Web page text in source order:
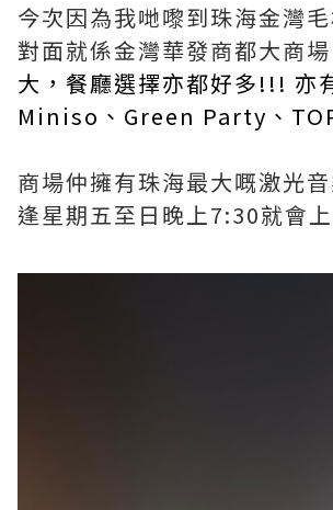
今次因為我哋嚟到珠海金灣毛
對面就係金灣華發商都大商場
大，餐廳選擇亦都好多!!! 亦
Miniso、Green Party、
商場仲擁有珠海最大嘅激光
逢星期五至日晚上7:30就會上